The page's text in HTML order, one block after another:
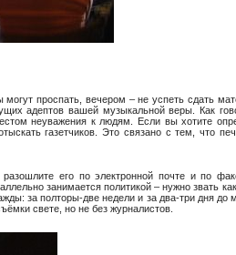
проспать, вечером – не успеть сдать
адептов вашей музыкальной веры. Как
неуважения к людям. Если вы хотите
газетчиков. Это связано с тем, что
его по электронной почте и по
занимается политикой – нужно звать
за полторы-две недели и за два-три дня до
свете, но не без журналистов.